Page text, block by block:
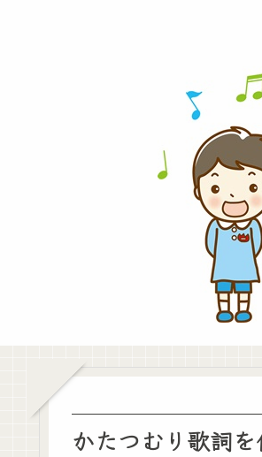
かたつむり歌詞